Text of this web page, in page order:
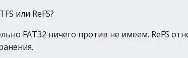
или ReFS?
FAT32 ничего против не имеем. ReFS